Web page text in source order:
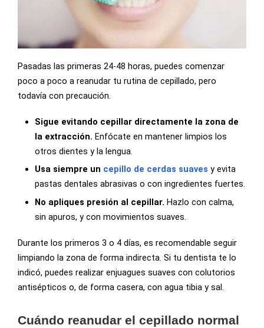
Pasadas las primeras 24-48 horas, puedes comenzar
poco a poco a reanudar tu rutina de cepillado, pero
todavía con precaución.
Sigue evitando cepillar directamente la zona de
la extracción. Enfócate en mantener limpios los
otros dientes y la lengua.
Usa siempre un cepillo de cerdas suaves y evita
pastas dentales abrasivas o con ingredientes fuertes.
No apliques presión al cepillar. Hazlo con calma,
sin apuros, y con movimientos suaves.
Durante los primeros 3 o 4 días, es recomendable seguir
limpiando la zona de forma indirecta. Si tu dentista te lo
indicó, puedes realizar enjuagues suaves con colutorios
antisépticos o, de forma casera, con agua tibia y sal.
Cuándo reanudar el cepillado normal